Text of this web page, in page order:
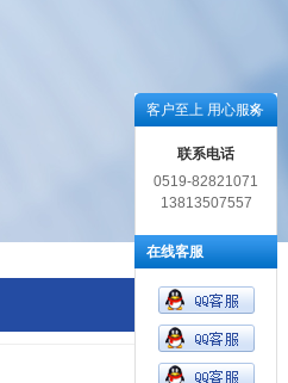
客户至上 用心服务
联系电话
0519-82821071
13813507557
在线客服